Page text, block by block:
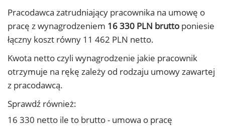
Pracodawca zatrudniający pracownika na umowę o
pracę z wynagrodzeniem 16 330 PLN brutto poniesie
łączny koszt równy 11 462 PLN netto.
Kwota netto czyli wynagrodzenie jakie pracownik
otrzymuje na rękę zależy od rodzaju umowy zawartej
z pracodawcą.
Sprawdź również:
16 330 netto ile to brutto - umowa o pracę